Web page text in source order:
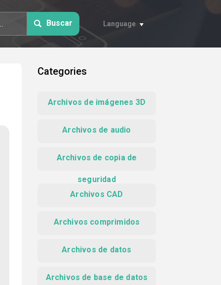
Buscar Language
Categories
Archivos de imágenes 3D
Archivos de audio
Archivos de copia de
seguridad
Archivos CAD
Archivos comprimidos
Archivos de datos
Archivos de base de datos